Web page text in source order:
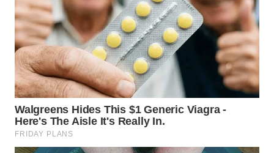
WN
TEBING
TINGGI
WN
PAKPAK
WN